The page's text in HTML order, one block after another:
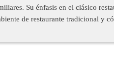
Su énfasis en el clásico
de restaurante tradicional y